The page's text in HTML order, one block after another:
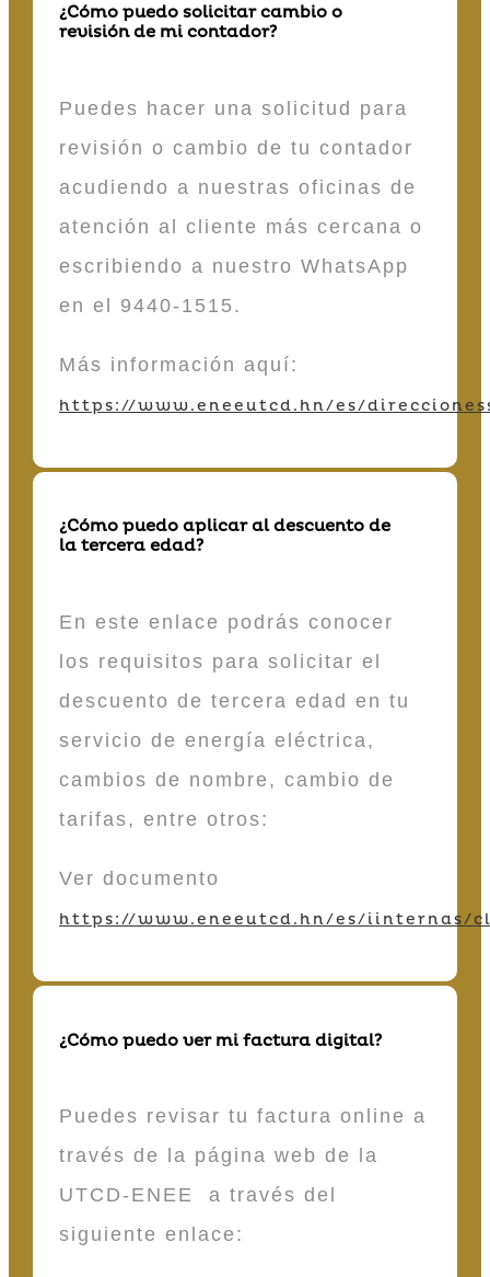
¿Cómo puedo solicitar cambio o
revisión de mi contador?
Puedes hacer una solicitud para
revisión o cambio de tu contador
acudiendo a nuestras oficinas de
atención al cliente más cercana o
escribiendo a nuestro WhatsApp
en el 9440-1515.
Más información aquí:
https://www.eneeutcd.hn/es/
¿Cómo puedo aplicar al descuento de
la tercera edad?
En este enlace podrás conocer
los requisitos para solicitar el
descuento de tercera edad en tu
servicio de energía eléctrica,
cambios de nombre, cambio de
tarifas, entre otros:
Ver documento
https://www.eneeutcd.hn/es/iinternas/
¿Cómo puedo ver mi factura digital?
Puedes revisar tu factura online a
través de la página web de la
UTCD-ENEE a través del
siguiente enlace: